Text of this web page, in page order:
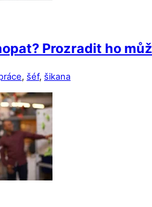
Prozradit ho
, šéf, šikana